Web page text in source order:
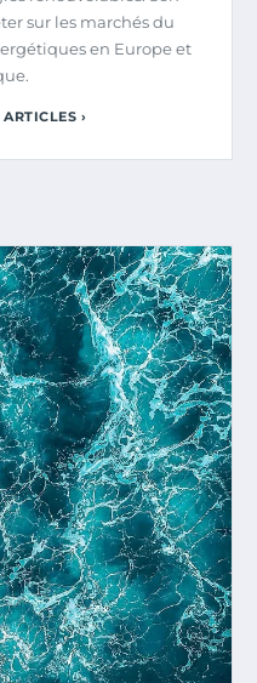
sur les marchés du
en Europe et
›